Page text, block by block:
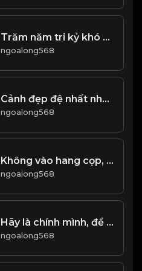
Trăm năm tri kỷ khó tìm tri âm khó gặp,bạn hiền khó quen Bất chợt mà chẳng bất ngờ,tưởng Là tình cờ,ai ngờ lại là phận duyên
ngoalong568
Cảnh đẹp đệ nhất nhân sinh. Hoa chưa nở hết, nguyệt chưa tròn vành! & Đạo
ngoalong568
Không vào hang cọp, sao bắt được cọp con! Đạo
ngoalong568
Hãy là chính mình, để yêu và ghét được tự do! & Đạo
ngoalong568